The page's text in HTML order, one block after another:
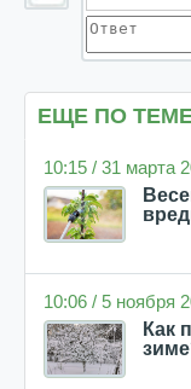
ЕЩЕ ПО
10:15 / 31 марта
10:06 / 5 ноября
Как